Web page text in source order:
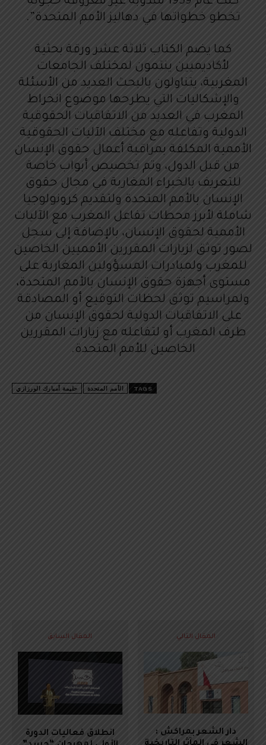
تخطو خطواتها في دهاليز الأمم المتحدة”.
كما يضم الكتاب ثلاثة عشر ورقة بحثية
لأكاديميين ينتمون لمختلف الجامعات
المغربية، يتناولون بالبحث العديد من الأسئلة
والإشكاليات التي يطرحها موضوع انخراط
المغرب في العديد من الاتفاقيات الحقوقية
الدولية وتفاعله مع مختلف الآليات الحقوقية
الأممية المكلفة بمراقبة أعمال حقوق الإنسان
من قبل الدول، وتم تخصيص أبواب خاصة
للتعريف بالخبراء المغاربة في مجال حقوق
الإنسان بالأمم المتحدة ولتقديم كرونولوجيا
شاملة لأبرز محطات تفاعل المغرب مع الآليات
الأممية لحقوق الإنسان، بالإضافة إلى سجل
لصور توثق لزيارات المقررين الأمميين الخاصين
للمغرب ولمبادرات المسؤولين المغاربة على
مستوى أجهزة حقوق الإنسان بالأمم المتحدة،
ولمراسيم توثق لحظات التوقيع أو المصادقة
على الاتفاقيات الدولية لحقوق الإنسان من
طرف المغرب أو لتفاعله مع زيارات المقررين
الخاصين للأمم المتحدة.
TAGS الأمم المتحدة حليمة أمبارك الورزازي
المقال السابق
انطلاق فعاليات الدورة
المقال التالي
دار الشعر بمراكش :